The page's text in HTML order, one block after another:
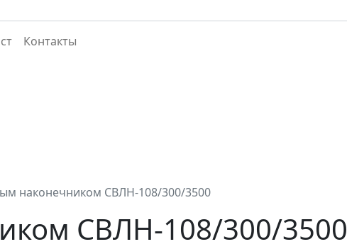
Контакты
наконечником СВЛН-108/300/3500
СВЛН-108/300/3500